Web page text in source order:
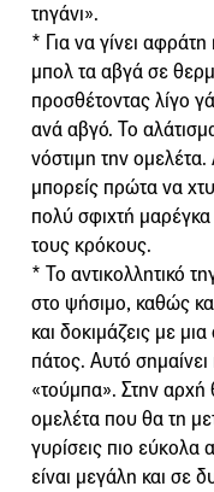
τηγάνι».
* Για να γίνει
μπολ τα αβγά σε
προσθέτοντας λίγο
ανά αβγό. Το
νόστιμη την
μπορείς πρώτα να
πολύ σφιχτή
τους κρόκους.
* Το αντικολλητικό
στο ψήσιμο, καθώς
και δοκιμάζεις με
πάτος. Αυτό
«τούμπα». Στην αρχή
ομελέτα που θα τη
γυρίσεις πιο
είναι μεγάλη και σε